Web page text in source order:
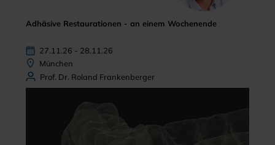
Adhäsive Restaurationen - an einem Wochenende
27.11.26 - 28.11.26
München
Prof. Dr. Roland Frankenberger